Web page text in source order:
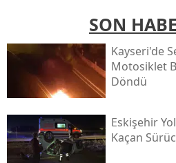
SON
Kayseri'de
Motosiklet
Döndü
Eskişehir
Kaçan